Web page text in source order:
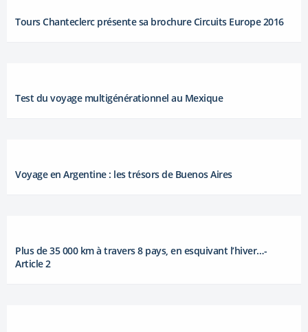
Tours Chanteclerc présente sa brochure Circuits Europe 2016
Test du voyage multigénérationnel au Mexique
Voyage en Argentine : les trésors de Buenos Aires
Plus de 35 000 km à travers 8 pays, en esquivant l’hiver…-
Article 2